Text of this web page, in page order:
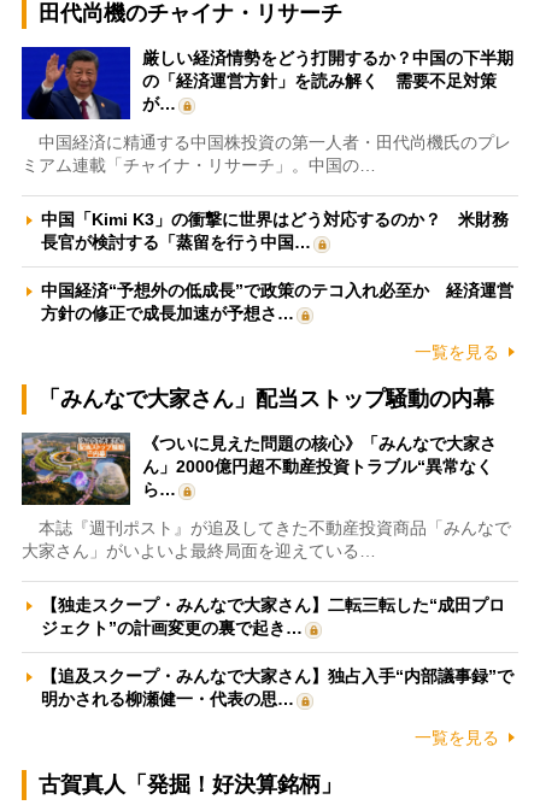
田代尚機のチャイナ・リサーチ
厳しい経済情勢をどう打開するか？中国の下半期
の「経済運営方針」を読み解く 需要不足対策
が…
中国経済に精通する中国株投資の第一人者・田代尚機氏のプレ
ミアム連載「チャイナ・リサーチ」。中国の…
中国「Kimi K3」の衝撃に世界はどう対応するのか？ 米財務
長官が検討する「蒸留を行う中国…
中国経済“予想外の低成長”で政策のテコ入れ必至か 経済運営
方針の修正で成長加速が予想さ…
一覧を見る
「みんなで大家さん」配当ストップ騒動の内幕
《ついに見えた問題の核心》「みんなで大家さ
ん」2000億円超不動産投資トラブル“異常なく
ら…
本誌『週刊ポスト』が追及してきた不動産投資商品「みんなで
大家さん」がいよいよ最終局面を迎えている…
【独走スクープ・みんなで大家さん】二転三転した“成田プロ
ジェクト”の計画変更の裏で起き…
【追及スクープ・みんなで大家さん】独占入手“内部議事録”で
明かされる柳瀬健一・代表の思…
一覧を見る
古賀真人「発掘！好決算銘柄」